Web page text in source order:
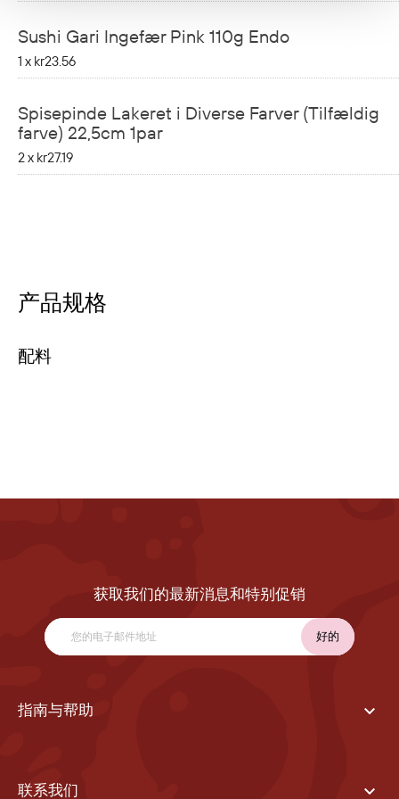
Sushi Gari Ingefær Pink 110g Endo
1 x kr23.56
Spisepinde Lakeret i Diverse Farver (Tilfældig
farve) 22,5cm 1par
2 x kr27.19
产品规格
配料
获取我们的最新消息和特别促销
指南与帮助 
联系我们 